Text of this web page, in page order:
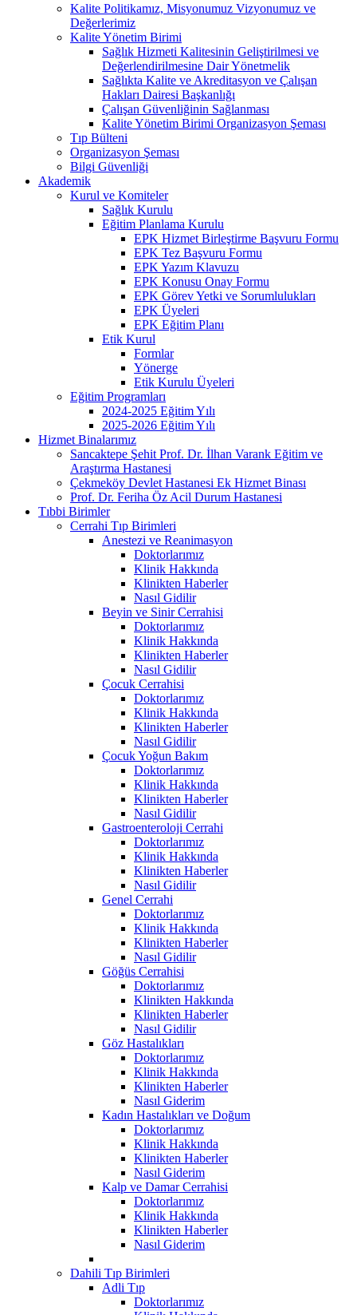
Kalite Politikamız, Misyonumuz Vizyonumuz ve
Değerlerimiz
Kalite Yönetim Birimi
Sağlık Hizmeti Kalitesinin Geliştirilmesi ve
Değerlendirilmesine Dair Yönetmelik
Sağlıkta Kalite ve Akreditasyon ve Çalışan
Hakları Dairesi Başkanlığı
Çalışan Güvenliğinin Sağlanması
Kalite Yönetim Birimi Organizasyon Şeması
Tıp Bülteni
Organizasyon Şeması
Bilgi Güvenliği
Akademik
Kurul ve Komiteler
Sağlık Kurulu
Eğitim Planlama Kurulu
EPK Hizmet Birleştirme Başvuru Formu
EPK Tez Başvuru Formu
EPK Yazım Klavuzu
EPK Konusu Onay Formu
EPK Görev Yetki ve Sorumlulukları
EPK Üyeleri
EPK Eğitim Planı
Etik Kurul
Formlar
Yönerge
Etik Kurulu Üyeleri
Eğitim Programları
2024-2025 Eğitim Yılı
2025-2026 Eğitim Yılı
Hizmet Binalarımız
Sancaktepe Şehit Prof. Dr. İlhan Varank Eğitim ve
Araştırma Hastanesi
Çekmeköy Devlet Hastanesi Ek Hizmet Binası
Prof. Dr. Feriha Öz Acil Durum Hastanesi
Tıbbi Birimler
Cerrahi Tıp Birimleri
Anestezi ve Reanimasyon
Doktorlarımız
Klinik Hakkında
Klinikten Haberler
Nasıl Gidilir
Beyin ve Sinir Cerrahisi
Doktorlarımız
Klinik Hakkında
Klinikten Haberler
Nasıl Gidilir
Çocuk Cerrahisi
Doktorlarımız
Klinik Hakkında
Klinikten Haberler
Nasıl Gidilir
Çocuk Yoğun Bakım
Doktorlarımız
Klinik Hakkında
Klinikten Haberler
Nasıl Gidilir
Gastroenteroloji Cerrahi
Doktorlarımız
Klinik Hakkında
Klinikten Haberler
Nasıl Gidilir
Genel Cerrahi
Doktorlarımız
Klinik Hakkında
Klinikten Haberler
Nasıl Gidilir
Göğüs Cerrahisi
Doktorlarımız
Klinikten Hakkında
Klinikten Haberler
Nasıl Gidilir
Göz Hastalıkları
Doktorlarımız
Klinik Hakkında
Klinikten Haberler
Nasıl Giderim
Kadın Hastalıkları ve Doğum
Doktorlarımız
Klinik Hakkında
Klinikten Haberler
Nasıl Giderim
Kalp ve Damar Cerrahisi
Doktorlarımız
Klinik Hakkında
Klinikten Haberler
Nasıl Giderim
Dahili Tıp Birimleri
Adli Tıp
Doktorlarımız